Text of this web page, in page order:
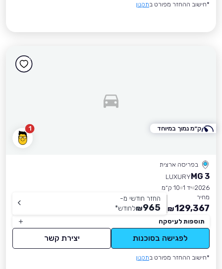
*חישוב ההחזר מפורט בתקנון
1
בפריסה ארצית
MG 3
LUXURY
2026 יד 1
10 ק״מ
מחיר
129,367
₪
החזר חודשי מ-
965
₪לחודש*
תוספות לעיסקה
לפגישה בסוכנות יצירת קשר
*חישוב ההחזר מפורט בתקנון
ק״מ נמוך במיוחד